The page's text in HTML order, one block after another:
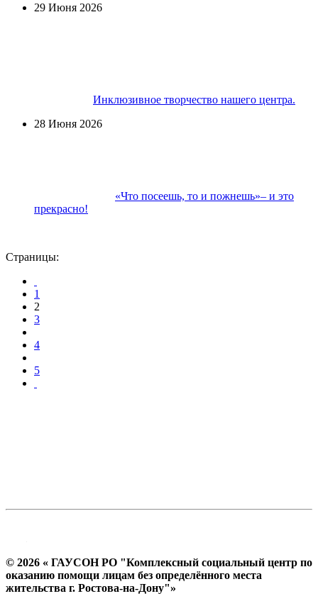
29 Июня 2026
Инклюзивное творчество нашего центра.
28 Июня 2026
«Что посеешь, то и пожнешь»– и это
прекрасно!
Страницы:
1
2
3
4
5
© 2026 « ГАУСОН РО "Комплексный социальный центр по
оказанию помощи лицам без определённого места
жительства г. Ростова-на-Дону"»